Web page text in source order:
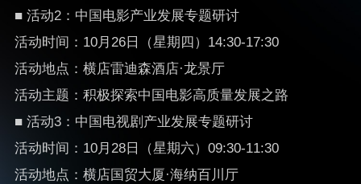
■ 活动2：中国电影产业发展专题研讨
活动时间：10月26日（星期四）14:30-17:30
活动地点：横店雷迪森酒店·龙景厅
活动主题：积极探索中国电影高质量发展之路
■ 活动3：中国电视剧产业发展专题研讨
活动时间：10月28日（星期六）09:30-11:30
活动地点：横店国贸大厦·海纳百川厅